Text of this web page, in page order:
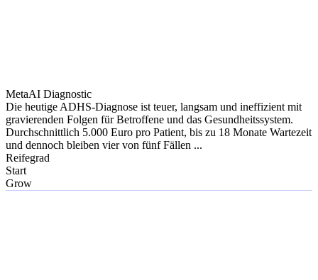
MetaAI Diagnostic
Die heutige ADHS-Diagnose ist teuer, langsam und ineffizient mit
gravierenden Folgen für Betroffene und das Gesundheitssystem.
Durchschnittlich 5.000 Euro pro Patient, bis zu 18 Monate Wartezeit
und dennoch bleiben vier von fünf Fällen ...
Reifegrad
Start
Grow